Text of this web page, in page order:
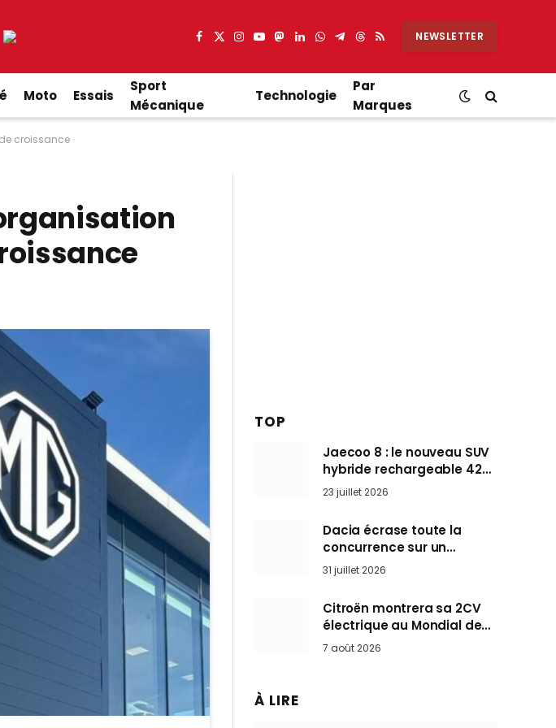
Facebook
X
Instagram
YouTube
Mastodon
LinkedIn
WhatsApp
Partager
Telegram
Threads
RSS NEWSLETTER
Moto Essais
Sport
Mécanique
Technologie
Par
Marques
croissance
TOP
Jaecoo 8 : le nouveau SUV
hybride rechargeable 428
ch qui vise l’Audi Q7 arrive
en Europe cet automne
23 juillet 2026
Dacia écrase toute la
concurrence sur un
marché où personne ne
l’attendait
31 juillet 2026
Citroën montrera sa 2CV
électrique au Mondial de
Paris pendant que BMW et
7 août 2026
À LIRE